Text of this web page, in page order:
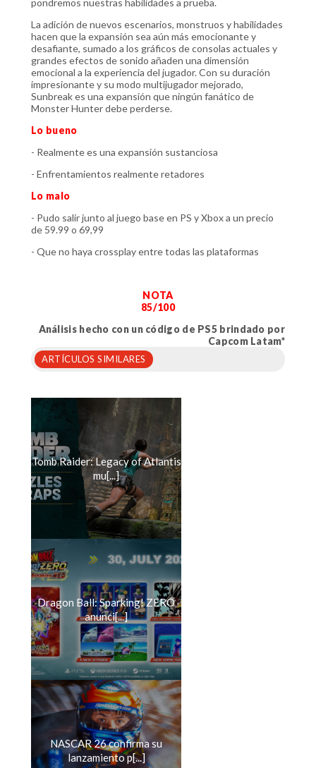
La adición de nuevos escenarios, monstruos y habilidades
hacen que la expansión sea aún más emocionante y
desafiante, sumado a los gráficos de consolas actuales y
grandes efectos de sonido añaden una dimensión
emocional a la experiencia del jugador. Con su duración
impresionante y su modo multijugador mejorado,
Sunbreak es una expansión que ningún fanático de
Monster Hunter debe perderse.
Lo bueno
- Realmente es una expansión sustanciosa
- Enfrentamientos realmente retadores
Lo malo
- Pudo salir junto al juego base en PS y Xbox a un precio
de 59.99 o 69,99
- Que no haya crossplay entre todas las plataformas
NOTA
85/100
Análisis hecho con un código de PS5 brindado por
Capcom Latam*
ARTÍCULOS SIMILARES
Tomb Raider: Legacy of Atlantis
mu[...]
Dragon Ball: Sparking! ZERO
anunci[...]
NASCAR 26 confirma su
lanzamiento p[...]